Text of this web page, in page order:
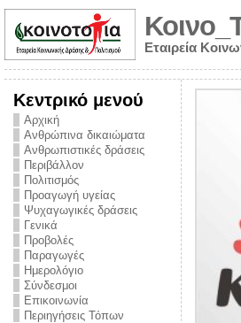
Εταιρεία
Κεντρικό μενού
Αρχική
Ανθρώπινα δικαιώματα
Ανθρωπιστικές δράσεις
Περιβάλλον
Πολιτισμός
Προαγωγή υγείας
Ψυχαγωγικές δράσεις
Γενικά
Προβολές
Παραγωγές
Ημερολόγιο
Σύνδεσμοι
Επικοινωνία
Περιηγήσεις Τόπων
από την
την ημέρα